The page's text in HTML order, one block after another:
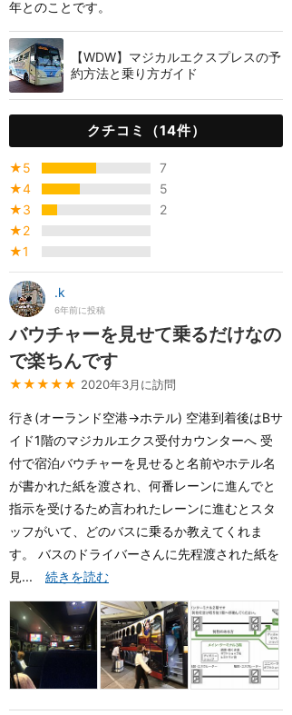
年とのことです。
【WDW】マジカルエクスプレスの予
約方法と乗り方ガイド
クチコミ（14件）
★5
7
★4
5
★3
2
★2
★1
.k
6年前に投稿
バウチャーを見せて乗るだけなの
で楽ちんです
★★★★★ 2020年3月に訪問
行き(オーランド空港→ホテル) 空港到着後はBサ
イド1階のマジカルエクス受付カウンターへ 受
付で宿泊バウチャーを見せると名前やホテル名
が書かれた紙を渡され、何番レーンに進んでと
指示を受けるため言われたレーンに進むとスタ
ッフがいて、どのバスに乗るか教えてくれま
す。 バスのドライバーさんに先程渡された紙を
見... 続きを読む